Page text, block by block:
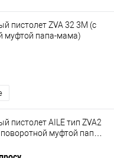
пистолет ZVA 32 3М (с
муфтой папа-мама)
пистолет AILE тип ZVA2
муфтой папа-